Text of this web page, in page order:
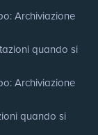
: Archiviazione
quando si
: Archiviazione
quando si